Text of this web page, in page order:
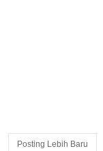
Posting Lebih Baru